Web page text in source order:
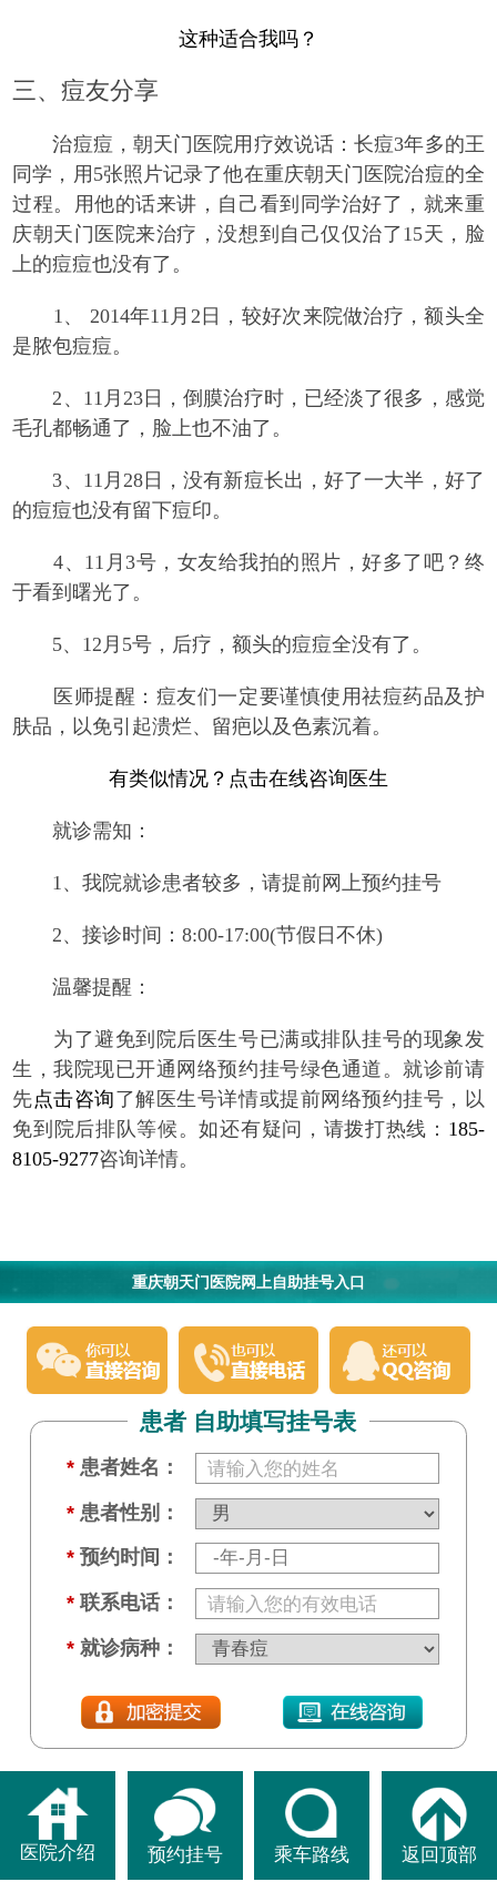
这种适合我吗？
三、痘友分享
治痘痘，朝天门医院用疗效说话：长痘3年多的王
同学，用5张照片记录了他在重庆朝天门医院治痘的全
过程。用他的话来讲，自己看到同学治好了，就来重
庆朝天门医院来治疗，没想到自己仅仅治了15天，脸
上的痘痘也没有了。
1、 2014年11月2日，较好次来院做治疗，额头全
是脓包痘痘。
2、11月23日，倒膜治疗时，已经淡了很多，感觉
毛孔都畅通了，脸上也不油了。
3、11月28日，没有新痘长出，好了一大半，好了
的痘痘也没有留下痘印。
4、11月3号，女友给我拍的照片，好多了吧？终
于看到曙光了。
5、12月5号，后疗，额头的痘痘全没有了。
医师提醒： 痘友们一定要谨慎使用祛痘药品及护
肤品，以免引起溃烂、留疤以及色素沉着。
有类似情况？点击在线咨询医生
就诊需知：
1、我院就诊患者较多，请提前网上预约挂号
2、接诊时间：8:00-17:00(节假日不休)
温馨提醒：
为了避免到院后医生号已满或排队挂号的现象发
生，我院现已开通网络预约挂号绿色通道。就诊前请
先点击咨询了解医生号详情或提前网络预约挂号，以
免到院后排队等候。如还有疑问，请拨打热线： 185-
8105-9277咨询详情。
重庆朝天门医院网上自助挂号入口
患者 自助填写挂号表
* 患者姓名：
* 患者性别：
* 预约时间：
* 联系电话：
* 就诊病种：
医院介绍 预约挂号 乘车路线 返回顶部